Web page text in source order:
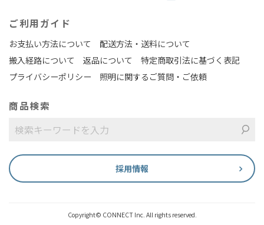
ご利用ガイド
お支払い方法について
配送方法・送料について
搬入経路について
返品について
特定商取引法に基づく表記
プライバシーポリシー
照明に関するご質問・ご依頼
商品検索
採用情報
Copyright© CONNECT Inc. All rights reserved.